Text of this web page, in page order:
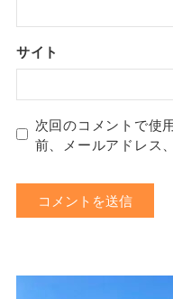
サイト
次回のコメントで使
前、メールアドレス